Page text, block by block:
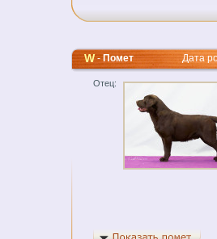
W-ПометДата
Отец: